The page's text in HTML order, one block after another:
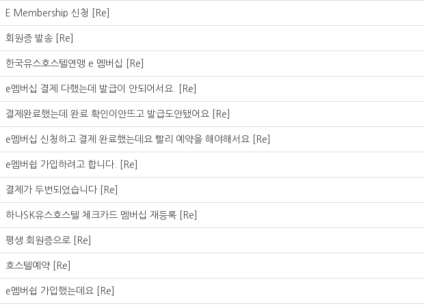
E Membership 신청 [Re]
회원증 발송 [Re]
한국유스호스텔연맹 e 멤버십 [Re]
e멤버십 결제 다했는데 발급이 안되어서요. [Re]
결제완료했는데 완료 확인이안뜨고 발급도안됐어요 [Re]
e멤버십 신청하고 결제 완료했는데요 빨리 예약을 해야해서요 [Re]
e멤버쉽 가입하려고 합니다. [Re]
결제가 두번되었습니다 [Re]
하나SK유스호스텔 체크카드 멤버십 재등록 [Re]
평생 회원증으로 [Re]
호스텔예약 [Re]
e멤버쉽 가입했는데요 [Re]